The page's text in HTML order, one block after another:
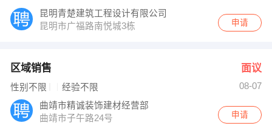
昆明青楚建筑工程设计有限公司
昆明市广福路南悦城3栋
申请
区域销售 面议
性别不限 经验不限
08-07
曲靖市精诚装饰建材经营部
曲靖市子午路24号
申请